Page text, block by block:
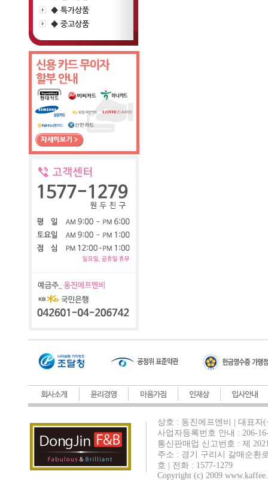
◆ 특가상품
◆ 중고상품
상호 : 동진에프엔비 | 대표
사업자등록번호 안내 : 206-
통신판매업 신고번호 : 제
주소 : 경기 구리시 갈매순환
호 | 전화 : 1577-1279
Copyright (c) 2009